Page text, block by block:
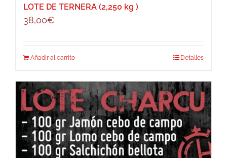
LOTE DE TERNERA (2,250 kg )
38,00€
Añadir al carrito Detalles